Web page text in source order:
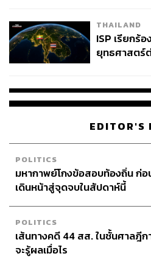
ใครว่าคุณสุภาพบุรุษจะดื่มโรเซ
รังสรรค์ขึ้นเพื่อชายชาตรีผู้ไม่กลั
ลองรสสดชื่นที่มีนางเอกเป็นไวน์
แก้วนี้แม้จะแลดูฟรุตตี้ไม่เบา แต่
มแน้ม หรือหวานอมเปรี้ยวจนเ
ได้
THAILAND
ISP เรียกร้
ยุทธศาสตร์
EDITOR'S
POLITICS
มหากาพย์โกงข้อสอบท้องถิ่น ก่อ
เดินหน้าสู่จุดจบในสัปดาห์นี้
POLITICS
เส้นทางคดี 44 สส. ในชั้นศาลฎีก
จะรู้ผลเมื่อไร